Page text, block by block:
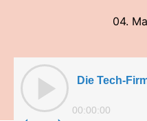
04.
00:00:00